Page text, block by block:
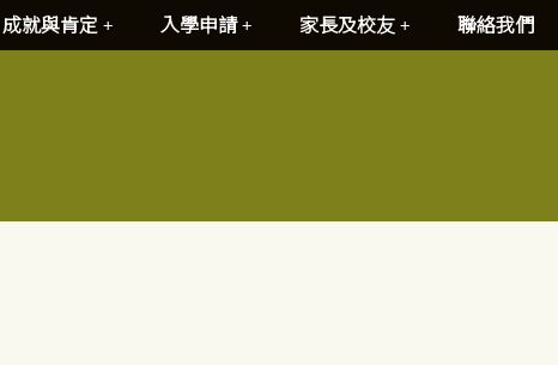
成就與肯定 入學申請 家長及校友 聯絡我們